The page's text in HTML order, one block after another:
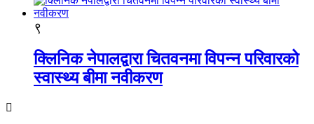
९
क्लिनिक नेपालद्वारा चितवनमा विपन्न परिवारको
स्वास्थ्य बीमा नवीकरण